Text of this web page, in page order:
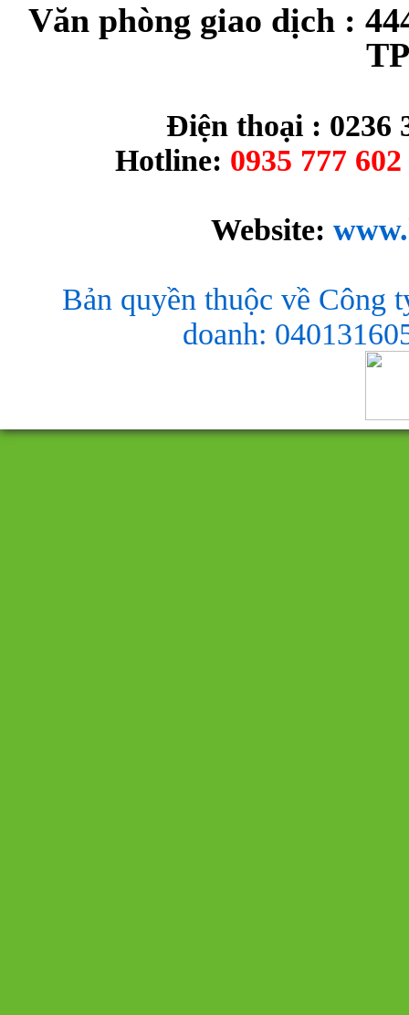
Văn phòng giao dịch :
Điện thoại : 0236
Hotline: 0935 777
Website:
Bản quyền thuộc về Công
doanh: